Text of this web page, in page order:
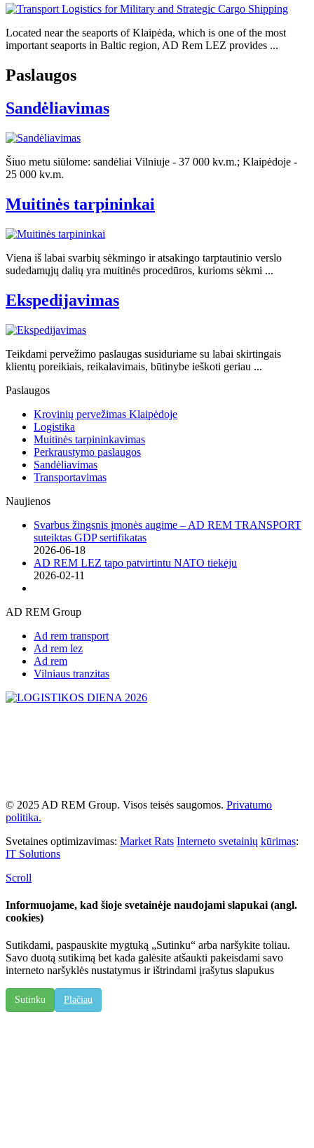
Located near the seaports of Klaipėda, which is one of the most
important seaports in Baltic region, AD Rem LEZ provides ...
Paslaugos
Sandėliavimas
Šiuo metu siūlome: sandėliai Vilniuje - 37 000 kv.m.; Klaipėdoje -
25 000 kv.m.
Muitinės tarpininkai
Viena iš labai svarbių sėkmingo ir atsakingo tarptautinio verslo
sudedamųjų dalių yra muitinės procedūros, kurioms sėkmi ...
Ekspedijavimas
Teikdami pervežimo paslaugas susiduriame su labai skirtingais
klientų poreikiais, reikalavimais, būtinybe ieškoti geriau ...
Paslaugos
Krovinių pervežimas Klaipėdoje
Logistika
Muitinės tarpininkavimas
Perkraustymo paslaugos
Sandėliavimas
Transportavimas
Naujienos
Svarbus žingsnis įmonės augime – AD REM TRANSPORT
suteiktas GDP sertifikatas
2026-06-18
AD REM LEZ tapo patvirtintu NATO tiekėju
2026-02-11
AD REM Group
Ad rem transport
Ad rem lez
Ad rem
Vilniaus tranzitas
© 2025 AD REM Group. Visos teisės saugomos. Privatumo
politika.
Svetaines optimizavimas: Market Rats Interneto svetainių kūrimas:
IT Solutions
Scroll
Informuojame, kad šioje svetainėje naudojami slapukai (angl.
cookies)
Sutikdami, paspauskite mygtuką „Sutinku“ arba naršykite toliau.
Savo duotą sutikimą bet kada galėsite atšaukti pakeisdami savo
interneto naršyklės nustatymus ir ištrindami įrašytus slapukus
Sutinku Plačiau